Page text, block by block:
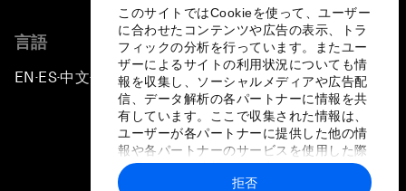
このサイトではCookieを使って、ユーザー
に合わせたコンテンツや広告の表示、トラ
フィックの分析を行っています。またユー
ザーによるサイトの利用状況についても情
報を収集し、ソーシャルメディアや広告配
信、データ解析の各パートナーに情報を共
有しています。ここで収集された情報は、
ユーザーが各パートナーに提供した他の情
報や各パートナーのサービスを使用した際
に収集された情報と組み合わされ、各パー
トナーによって使用されることがありま
拒否
言語
EN ▪ES▪中文▪ 日本語